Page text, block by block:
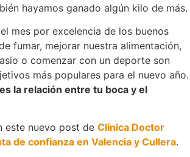
hayamos ganado algún kilo de más.
mes por excelencia de los buenos
fumar, mejorar nuestra alimentación,
o comenzar con un deporte son
más populares para el nuevo año.
la relación entre tu boca y el
este nuevo post de Clínica Doctor
de confianza en Valencia y Cullera.